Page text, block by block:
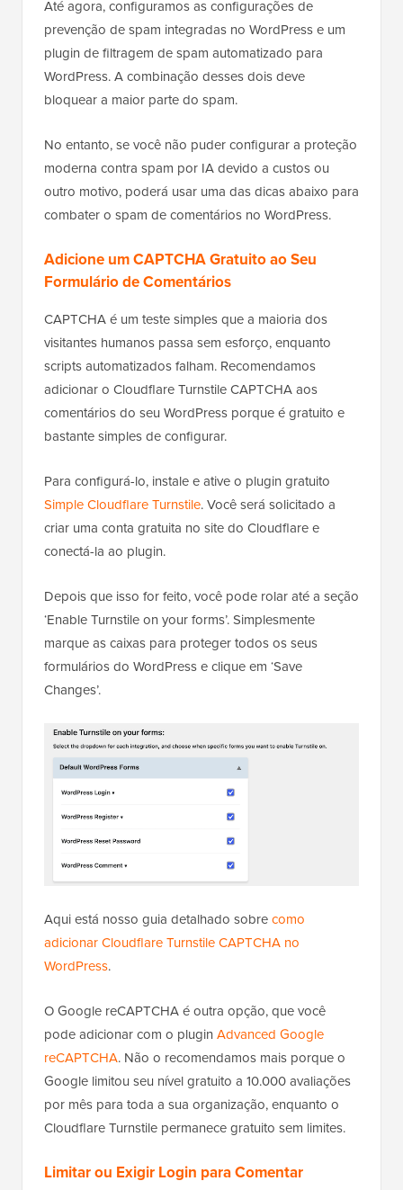
Até agora, configuramos as configurações de
prevenção de spam integradas no WordPress e um
plugin de filtragem de spam automatizado para
WordPress. A combinação desses dois deve
bloquear a maior parte do spam.
No entanto, se você não puder configurar a proteção
moderna contra spam por IA devido a custos ou
outro motivo, poderá usar uma das dicas abaixo para
combater o spam de comentários no WordPress.
Adicione um CAPTCHA Gratuito ao Seu
Formulário de Comentários
CAPTCHA é um teste simples que a maioria dos
visitantes humanos passa sem esforço, enquanto
scripts automatizados falham. Recomendamos
adicionar o Cloudflare Turnstile CAPTCHA aos
comentários do seu WordPress porque é gratuito e
bastante simples de configurar.
Para configurá-lo, instale e ative o plugin gratuito
Simple Cloudflare Turnstile. Você será solicitado a
criar uma conta gratuita no site do Cloudflare e
conectá-la ao plugin.
Depois que isso for feito, você pode rolar até a seção
‘Enable Turnstile on your forms’. Simplesmente
marque as caixas para proteger todos os seus
formulários do WordPress e clique em ‘Save
Changes’.
Aqui está nosso guia detalhado sobrecomo
adicionar Cloudflare Turnstile CAPTCHA no
WordPress.
O Google reCAPTCHA é outra opção, que você
pode adicionar com o plugin Advanced Google
reCAPTCHA. Não o recomendamos mais porque o
Google limitou seu nível gratuito a 10.000 avaliações
por mês para toda a sua organização, enquanto o
Cloudflare Turnstile permanece gratuito sem limites.
Limitar ou Exigir Login para Comentar